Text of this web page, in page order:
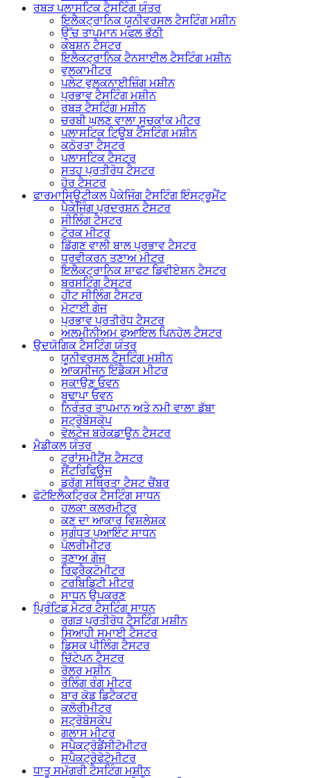
ਰਬੜ ਪਲਾਸਟਿਕ ਟੈਸਟਿੰਗ ਯੰਤਰ
ਇਲੈਕਟ੍ਰਾਨਿਕ ਯੂਨੀਵਰਸਲ ਟੈਸਟਿੰਗ ਮਸ਼ੀਨ
ਉੱਚ ਤਾਪਮਾਨ ਮਫਲ ਭੱਠੀ
ਕੰਬਸ਼ਨ ਟੈਸਟਰ
ਇਲੈਕਟ੍ਰਾਨਿਕ ਟੈਨਸਾਈਲ ਟੈਸਟਿੰਗ ਮਸ਼ੀਨ
ਵੁਲਕਾਮੀਟਰ
ਪਲੇਟ ਵੁਲਕਨਾਈਜ਼ਿੰਗ ਮਸ਼ੀਨ
ਪ੍ਰਭਾਵ ਟੈਸਟਿੰਗ ਮਸ਼ੀਨ
ਰਬੜ ਟੈਸਟਿੰਗ ਮਸ਼ੀਨ
ਚਰਬੀ ਘੁਲਣ ਵਾਲਾ ਸੂਚਕਾਂਕ ਮੀਟਰ
ਪਲਾਸਟਿਕ ਟਿਊਬ ਟੈਸਟਿੰਗ ਮਸ਼ੀਨ
ਕਠੋਰਤਾ ਟੈਸਟਰ
ਪਲਾਸਟਿਕ ਟੈਸਟਰ
ਸਤਹ ਪ੍ਰਤੀਰੋਧ ਟੈਸਟਰ
ਹੋਰ ਟੈਸਟਰ
ਫਾਰਮਾਸਿਊਟੀਕਲ ਪੈਕੇਜਿੰਗ ਟੈਸਟਿੰਗ ਇੰਸਟ੍ਰੂਮੈਂਟ
ਪੈਕੇਜਿੰਗ ਪ੍ਰਦਰਸ਼ਨ ਟੈਸਟਰ
ਸੀਲਿੰਗ ਟੈਸਟਰ
ਟੋਰਕ ਮੀਟਰ
ਡਿੱਗਣ ਵਾਲੀ ਬਾਲ ਪ੍ਰਭਾਵ ਟੈਸਟਰ
ਧਰੁਵੀਕਰਨ ਤਣਾਅ ਮੀਟਰ
ਇਲੈਕਟ੍ਰਾਨਿਕ ਸ਼ਾਫਟ ਡਿਵੀਏਸ਼ਨ ਟੈਸਟਰ
ਬਰਸਟਿੰਗ ਟੈਸਟਰ
ਹੀਟ ਸੀਲਿੰਗ ਟੈਸਟਰ
ਮੋਟਾਈ ਗੇਜ
ਪ੍ਰਭਾਵ ਪ੍ਰਤੀਰੋਧ ਟੈਸਟਰ
ਅਲਮੀਨੀਅਮ ਫੁਆਇਲ ਪਿਨਹੋਲ ਟੈਸਟਰ
ਉਦਯੋਗਿਕ ਟੈਸਟਿੰਗ ਯੰਤਰ
ਯੂਨੀਵਰਸਲ ਟੈਸਟਿੰਗ ਮਸ਼ੀਨ
ਆਕਸੀਜਨ ਇੰਡੈਕਸ ਮੀਟਰ
ਸੁਕਾਉਣ ਓਵਨ
ਬੁਢਾਪਾ ਓਵਨ
ਨਿਰੰਤਰ ਤਾਪਮਾਨ ਅਤੇ ਨਮੀ ਵਾਲਾ ਡੱਬਾ
ਸਟ੍ਰੋਬੋਸਕੋਪ
ਵੋਲਟੇਜ ਬਰੇਕਡਾਊਨ ਟੈਸਟਰ
ਮੈਡੀਕਲ ਯੰਤਰ
ਟ੍ਰਾਂਸਮੀਟੈਂਸ ਟੈਸਟਰ
ਸੈਂਟਰਿਫਿਊਜ
ਡਰੱਗ ਸਥਿਰਤਾ ਟੈਸਟ ਚੈਂਬਰ
ਫੋਟੋਇਲੈਕਟ੍ਰਿਕ ਟੈਸਟਿੰਗ ਸਾਧਨ
ਹਲਕਾ ਕਲਰਮੀਟਰ
ਕਣ ਦਾ ਆਕਾਰ ਵਿਸ਼ਲੇਸ਼ਕ
ਸੁਗੰਧਤ ਪੁਆਇੰਟ ਸਾਧਨ
ਪੋਲਰੀਮੀਟਰ
ਤਣਾਅ ਗੇਜ
ਰਿਫ੍ਰੈਕਟੋਮੀਟਰ
ਟਰਬਿਡਿਟੀ ਮੀਟਰ
ਸਾਧਨ ਉਪਕਰਣ
ਪ੍ਰਿੰਟਿਡ ਮੈਟਰ ਟੈਸਟਿੰਗ ਸਾਧਨ
ਰਗੜ ਪ੍ਰਤੀਰੋਧ ਟੈਸਟਿੰਗ ਮਸ਼ੀਨ
ਸਿਆਹੀ ਸਮਾਈ ਟੈਸਟਰ
ਡਿਸਕ ਪੀਲਿੰਗ ਟੈਸਟਰ
ਚਿੱਟੇਪਨ ਟੈਸਟਰ
ਰੋਲਰ ਮਸ਼ੀਨ
ਰੋਲਿੰਗ ਰੰਗ ਮੀਟਰ
ਬਾਰ ਕੋਡ ਡਿਟੈਕਟਰ
ਕਲੋਰੀਮੀਟਰ
ਸਟ੍ਰੋਬੋਸਕੋਪ
ਗਲਾਸ ਮੀਟਰ
ਸਪੈਕਟ੍ਰੋਡੈਂਸੀਟੋਮੀਟਰ
ਸਪੈਕਟ੍ਰੋਫੋਟੋਮੀਟਰ
ਧਾਤੂ ਸਮੱਗਰੀ ਟੈਸਟਿੰਗ ਮਸ਼ੀਨ